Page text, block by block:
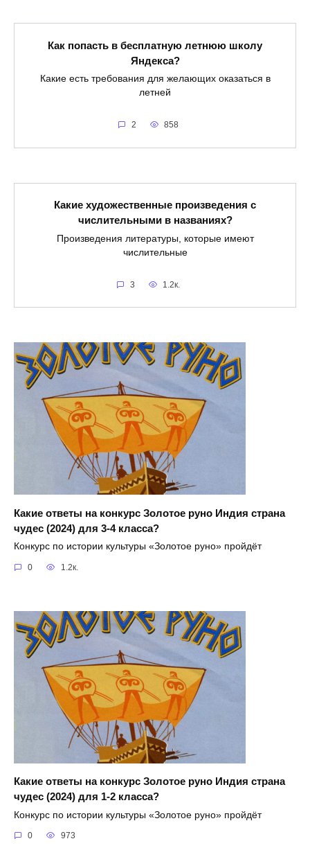
Как попасть в бесплатную летнюю школу
Яндекса?
Какие есть требования для желающих оказаться в
летней
2 858
Какие художественные произведения с
числительными в названиях?
Произведения литературы, которые имеют
числительные
3 1.2к.
Какие ответы на конкурс Золотое руно Индия страна
чудес (2024) для 3-4 класса?
Конкурс по истории культуры «Золотое руно» пройдёт
0 1.2к.
Какие ответы на конкурс Золотое руно Индия страна
чудес (2024) для 1-2 класса?
Конкурс по истории культуры «Золотое руно» пройдёт
0 973